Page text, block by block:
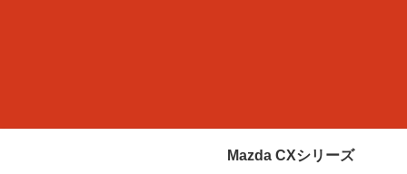
Mazda CXシリーズ